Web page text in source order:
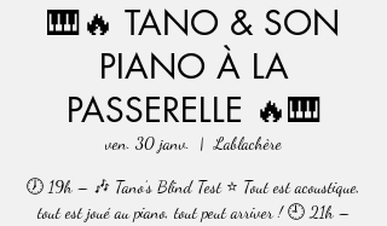
🎹🔥 TANO & SON
PIANO À LA
PASSERELLE 🔥🎹
ven. 30 janv.
  |
Lablachère
🕖 19h – 🎶 Tano’s Blind Test ⭐ Tout est acoustique,
tout est joué au piano, tout peut arriver ! 🕘 21h –